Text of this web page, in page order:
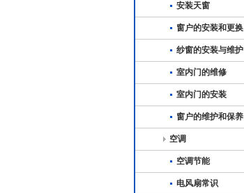
安装天窗
窗户的安装和更换
纱窗的安装与维护
室内门的维修
室内门的安装
窗户的维护和保养
空调
空调节能
电风扇常识